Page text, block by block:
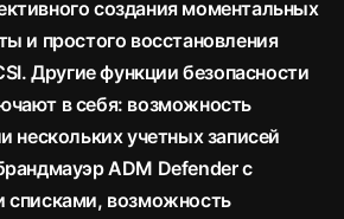
создания моментальных
и простого восстановления
Другие функции безопасности
в себя: возможность
нескольких учетных записей
ADM Defender с
возможность